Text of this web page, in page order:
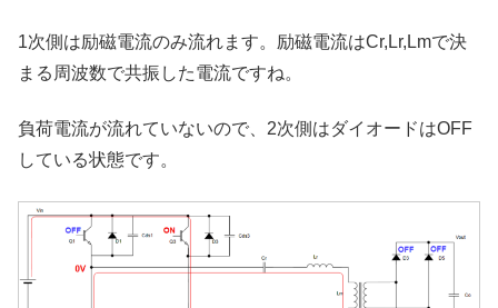
1次側は励磁電流のみ流れます。励磁電流はCr,Lr,Lmで決
まる周波数で共振した電流ですね。
負荷電流が流れていないので、2次側はダイオードはOFF
している状態です。